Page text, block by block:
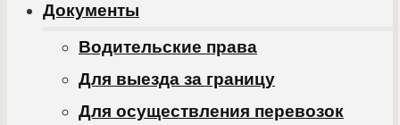
Документы
Водительские права
Для выезда за границу
Для осуществления перевозок